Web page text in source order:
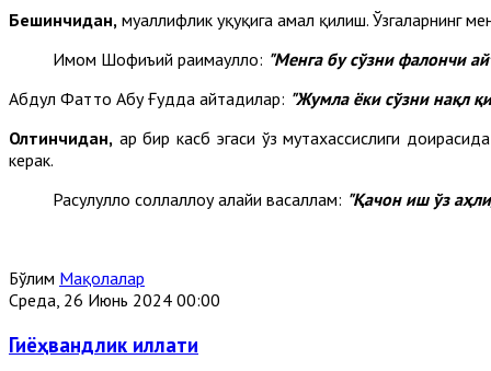
Бешинчидан, муаллифлик ҳуқуқига амал қилиш. Ўзгаларнинг
Имом Шофиъий раҳимаҳуллоҳ: "Менга бу сўзни фалончи
Абдул Фаттоҳ Абу Ғудда айтадилар: "Жумла ёки сўзни нақл
Олтинчидан, ҳар бир касб эгаси ўз мутахассислиги
керак.
Расулуллоҳ соллаллоҳу алайҳи васаллам: "Қачон иш ўз
Бўлим Мақолалар
Среда, 26 Июнь 2024 00:00
Гиёҳвандлик иллати